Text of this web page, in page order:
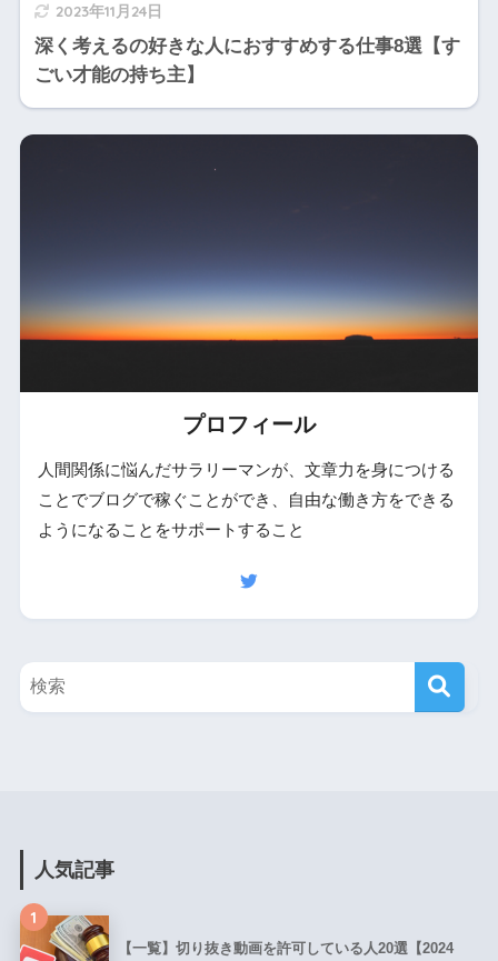
2023年11月24日
深く考えるの好きな人におすすめする仕事8選【す
ごい才能の持ち主】
プロフィール
人間関係に悩んだサラリーマンが、文章力を身につける
ことでブログで稼ぐことができ、自由な働き方をできる
ようになることをサポートすること
人気記事
1
【一覧】切り抜き動画を許可している人20選【2024